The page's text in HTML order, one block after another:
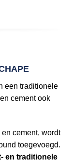
een traditionele
cement ook
cement, wordt
toegevoegd.
en traditionele